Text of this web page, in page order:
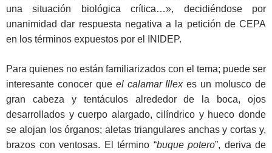
una situación biológica crítica…», decidiéndose por
unanimidad dar respuesta negativa a la petición de CEPA
en los términos expuestos por el INIDEP.
Para quienes no están familiarizados con el tema; puede ser
interesante conocer que el calamar Illexes un molusco de
gran cabeza y tentáculos alrededor de la boca, ojos
desarrollados y cuerpo alargado, cilíndrico y hueco donde
se alojan los órganos; aletas triangulares anchas y cortas y,
brazos con ventosas. El término “buque potero”, deriva de